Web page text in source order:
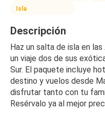
Isla
Descripción
Haz un salta de isla en
un viaje dos de sus
Sur. El paquete incluye
destino y vuelos desde
disfrutar tanto con tu
Resérvalo ya al mejor